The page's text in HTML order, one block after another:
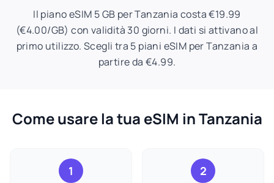
Il piano eSIM 5 GB per Tanzania costa €19.99
(€4.00/GB) con validità 30 giorni. I dati si attivano al
primo utilizzo. Scegli tra 5 piani eSIM per Tanzania a
partire da €4.99.
Come usare la tua eSIM in Tanzania
1 2